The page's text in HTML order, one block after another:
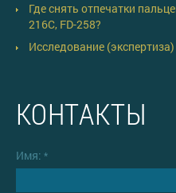
Где снять отпечатки
216C, FD-258?
Исследование
КОНТАКТЫ
Имя: *